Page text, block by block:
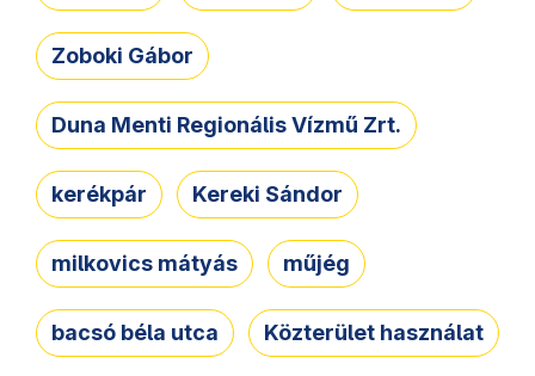
Zoboki Gábor
Duna Menti Regionális Vízmű Zrt.
kerékpár Kereki Sándor
milkovics mátyás műjég
bacsó béla utca Közterület használat